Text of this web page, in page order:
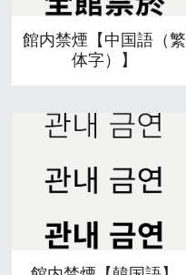
館内禁煙【中国語（繁
体字）】